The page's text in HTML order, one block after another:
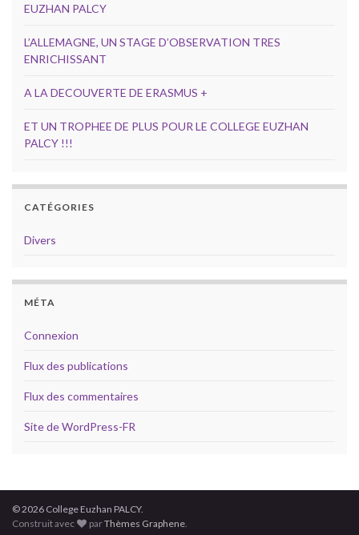
EUZHAN PALCY
L’ALLEMAGNE, UN STAGE D’OBSERVATION TRES
ENRICHISSANT
A LA DECOUVERTE DE ERASMUS +
ET UN TROPHEE DE PLUS POUR LE COLLEGE EUZHAN
PALCY !!!
CATÉGORIES
Divers
MÉTA
Connexion
Flux des publications
Flux des commentaires
Site de WordPress-FR
© 2026 College Euzhan PALCY.
Construit avec
parThèmes Graphene.